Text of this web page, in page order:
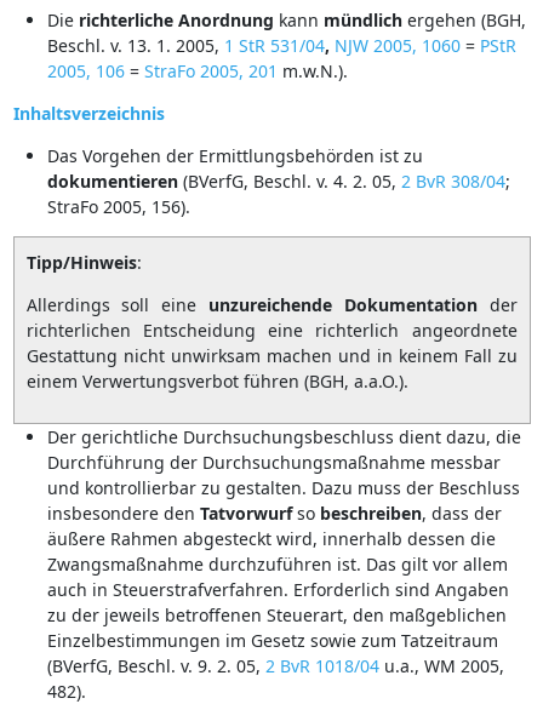
Die richterliche Anordnung kann mündlichergehen (BGH,
Beschl. v. 13. 1. 2005, 1 StR 531/04, NJW 2005, 1060= PStR
2005, 106= StraFo 2005, 201 m.w.N.).
Inhaltsverzeichnis
Das Vorgehen der Ermittlungsbehörden ist zu
dokumentieren(BVerfG, Beschl. v. 4. 2. 05, 2 BvR 308/04;
StraFo 2005, 156).
Tipp/Hinweis:
Allerdings soll eine unzureichende Dokumentationder
richterlichen Entscheidung eine richterlich angeordnete
Gestattung nicht unwirksam machen und in keinem Fall zu
einem Verwertungsverbot führen (BGH, a.a.O.).
Der gerichtliche Durchsuchungsbeschluss dient dazu, die
Durchführung der Durchsuchungsmaßnahme messbar
und kontrollierbar zu gestalten. Dazu muss der Beschluss
insbesondere den Tatvorwurfso beschreiben, dass der
äußere Rahmen abgesteckt wird, innerhalb dessen die
Zwangsmaßnahme durchzuführen ist. Das gilt vor allem
auch in Steuerstrafverfahren. Erforderlich sind Angaben
zu der jeweils betroffenen Steuerart, den maßgeblichen
Einzelbestimmungen im Gesetz sowie zum Tatzeitraum
(BVerfG, Beschl. v. 9. 2. 05, 2 BvR 1018/04u.a., WM 2005,
482).